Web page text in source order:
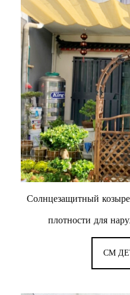
Солнцезащитный
плотности для
СМ